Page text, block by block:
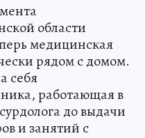
области
медицинская
рядом с домом.
себя
работающая в
до выдачи
и занятий с